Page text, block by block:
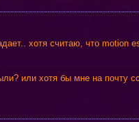
хотя считаю, что
или хотя бы мне на почту